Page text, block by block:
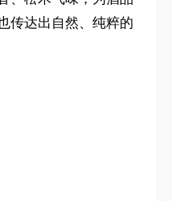
传达出自然、纯粹的